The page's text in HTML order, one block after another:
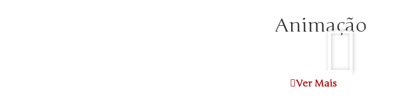
Animação
Ver Mais